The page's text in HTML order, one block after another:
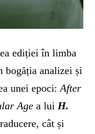
ediției în limba
bogăția analizei și
unei epoci: After
Age a lui H.
cât și